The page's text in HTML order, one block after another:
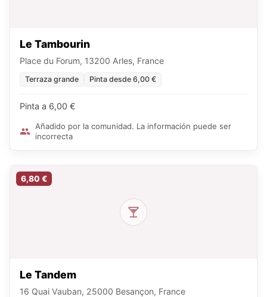
Le Tambourin
Place du Forum, 13200 Arles, France
Terraza grande Pinta desde 6,00 €
Pinta a 6,00 €
Añadido por la comunidad. La información puede ser
incorrecta
6,80 €
Le Tandem
16 Quai Vauban, 25000 Besançon, France